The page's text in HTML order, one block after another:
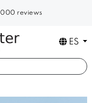
1000 reviews
ES